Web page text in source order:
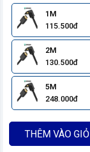
1M
115.500đ
2M
130.500đ
5M
248.000đ
THÊM VÀO